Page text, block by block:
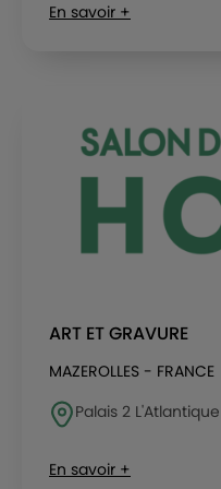
En savoir +
ART ET GRAVURE
MAZEROLLES - FRANCE
Palais 2
En savoir +